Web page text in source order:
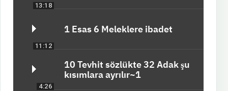
13:18
11:12
1 Esas 6 Meleklere ibadet
4:26
10 Tevhit sözlükte 32 Adak şu
kısımlara ayrılır~1